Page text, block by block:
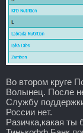
Во втором круге
Волынец. После
Службу
России нет.
Разичка,какая ты